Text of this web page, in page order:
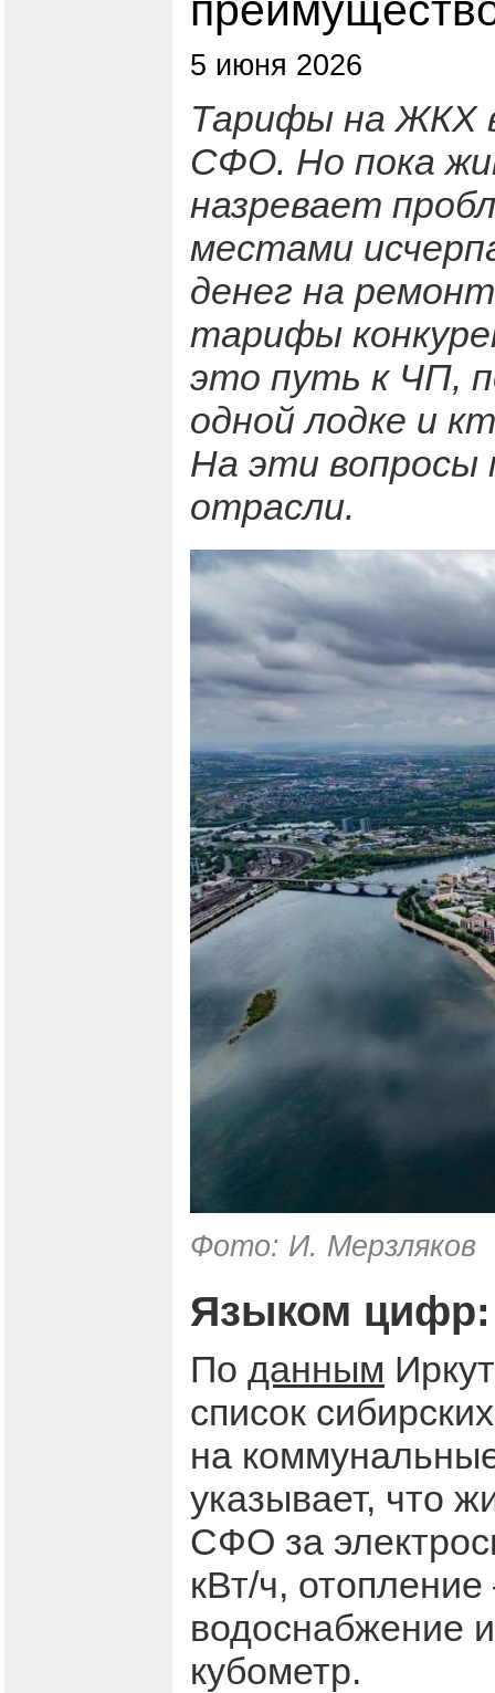
5 июня 2026
Тарифы на ЖКХ
СФО. Но пока
назревает
местами
денег на
тарифы
это путь к ЧП,
одной лодке и
На эти вопросы
отрасли.
Фото: И. Мерзляков
Языком цифр:
По данным
список
на
указывает, что
СФО за
кВт/ч,
водоснабжение
кубометр.